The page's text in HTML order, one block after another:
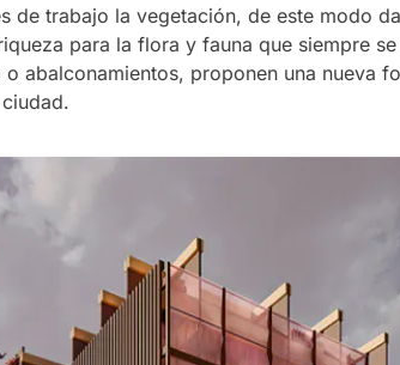
de trabajo la vegetación, de este modo
para la flora y fauna que siempre
abalconamientos, proponen una nueva